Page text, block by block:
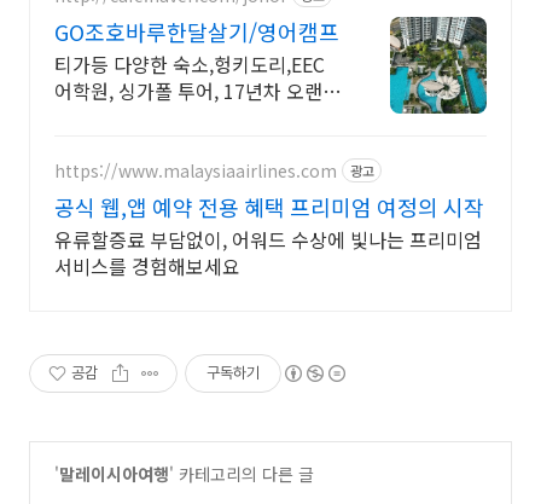
GO조호바루한달살기/영어캠프
티가등 다양한 숙소,헝키도리,EEC
어학원, 싱가폴 투어, 17년차 오랜기
https://www.malaysiaairlines.com 광고
공식 웹,앱 예약 전용 혜택 프리미엄 여정의 시작
유류할증료 부담없이, 어워드 수상에 빛나는 프리미엄
서비스를 경험해보세요
공감 구독하기
'말레이시아여행' 카테고리의 다른 글